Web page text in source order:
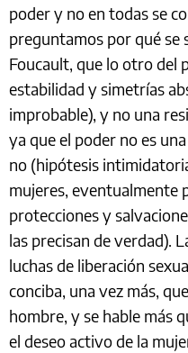
poder y no en todas se
preguntamos por qué se
Foucault, que lo otro del
estabilidad y simetrías
improbable), y no una
ya que el poder no es
no (hipótesis
mujeres, eventualmente
protecciones y
las precisan de verdad).
luchas de liberación
conciba, una vez más,
hombre, y se hable más
el deseo activo de la